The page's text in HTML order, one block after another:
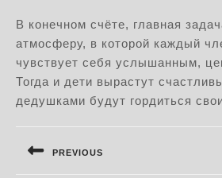
В конечном счёте, главная
атмосферу, в которой каждый
чувствует себя услышанным,
Тогда и дети вырастут
дедушками будут гордиться
по
PREVIOUS